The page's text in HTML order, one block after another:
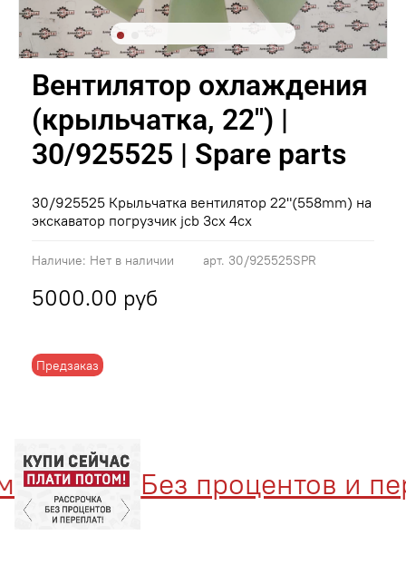
арт. 30/925525SPR
Наличие: Нет в наличии
Предзаказ
Вентилятор охлаждения
(крыльчатка, 22") |
30/925525 | Spare parts
5000.00 руб
30/925525 Крыльчатка вентилятор 22"(558mm) на
экскаватор погрузчик jcb 3cx 4cx
Без процентов и